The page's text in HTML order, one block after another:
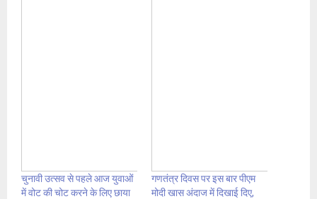
चुनावी उत्सव से पहले आज युवाओं
में वोट की चोट करने के लिए छाया
गणतंत्र दिवस पर इस बार पीएम
मोदी खास अंदाज में दिखाई दिए,